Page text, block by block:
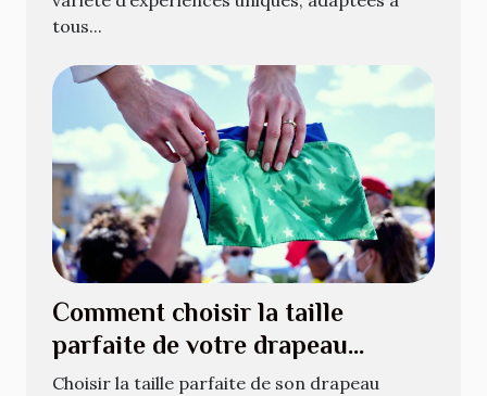
tous...
Comment choisir la taille
parfaite de votre drapeau
national ?
Choisir la taille parfaite de son drapeau